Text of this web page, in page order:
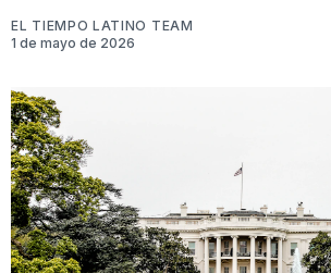
EL TIEMPO LATINO TEAM
1 de mayo de 2026